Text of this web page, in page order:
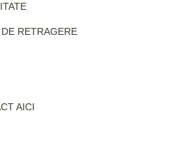
RETRAGERE
AICI